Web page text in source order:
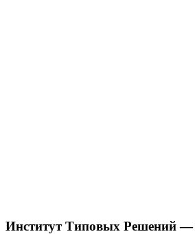
Институт Типовых Решений —